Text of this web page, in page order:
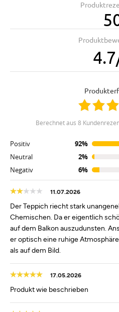
4.7
berechnet aus 8
Positiv
92%
Neutral
2%
Negativ
6%
11.07.2026
Der Teppich riecht stark
Chemischen. Da er eigentlich
auf dem Balkon auszudunsten.
er optisch eine ruhige
als auf dem Bild.
17.05.2026
Produkt wie beschrieben